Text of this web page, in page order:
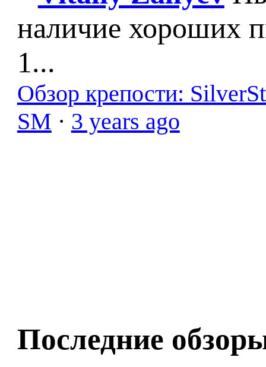
наличие хороших
1...
Обзор крепости:
SM · 3 years ago
Последние